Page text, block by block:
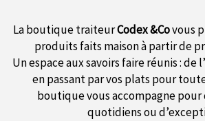
La boutique traiteurCodex &Covous
produits faits maison à partir de
Un espace aux savoirs faire réunis : de
en passant par vos plats pour
boutique vous accompagne pour
quotidiens ou